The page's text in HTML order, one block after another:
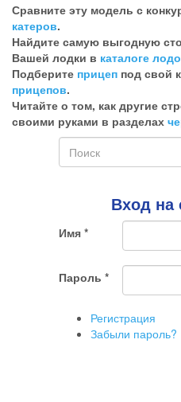
говорит
о
том,
что
Вы
хотите
ненужный
комментарий
Сравните эту модель с
катеров.
Найдите самую выгодную
Вашей лодки в каталоге
Подберите прицеп под свой
прицепов.
Читайте о том, как другие
своими руками в разделах
Форма
поиска
Вход на
Имя *
Пароль *
Регистрация
Забыли пароль?